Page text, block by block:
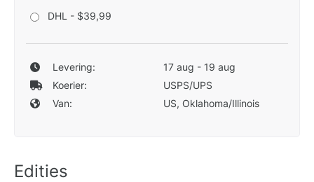
DHL - $39,99
Levering:
17 aug - 19 aug
Koerier:
USPS/UPS
Van:
US, Oklahoma/Illinois
Edities